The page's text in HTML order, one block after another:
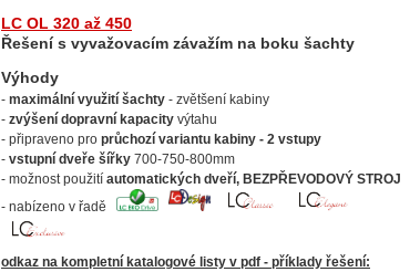
LC OL 320 až 450
Řešení s vyvažovacím závažím na boku šachty
Výhody
- maximální využití šachty - zvětšení kabiny
- zvýšení dopravní kapacity výtahu
- připraveno pro průchozí variantu kabiny - 2 vstupy
- vstupní dveře šířky 700-750-800mm
- možnost použití automatických dveří, BEZPŘEVODOVÝ STROJ
- nabízeno v řadě
odkaz na kompletní katalogové listy v pdf - příklady řešení: